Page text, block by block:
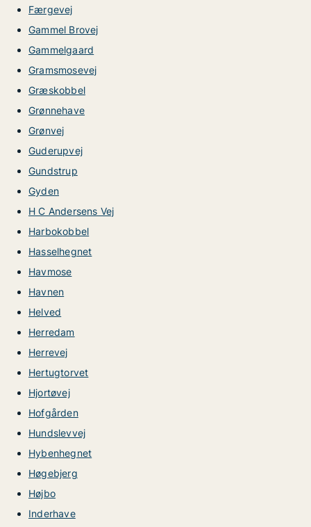
Færgevej
Gammel Brovej
Gammelgaard
Gramsmosevej
Græskobbel
Grønnehave
Grønvej
Guderupvej
Gundstrup
Gyden
H C Andersens Vej
Harbokobbel
Hasselhegnet
Havmose
Havnen
Helved
Herredam
Herrevej
Hertugtorvet
Hjortøvej
Hofgården
Hundslevvej
Hybenhegnet
Høgebjerg
Højbo
Inderhave